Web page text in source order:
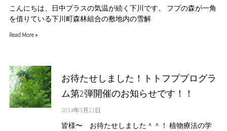
こんにちは、日中プラスの気温が続く下川です。 フプの森が一角
を借りている下川町森林組合の敷地内の雪解
Read More »
お待たせしました！トトフププログラ
ム第2弾開催のお知らせです！！
2014年3月21日
皆様〜 お待たせしました＾＾！ 植物療法の学